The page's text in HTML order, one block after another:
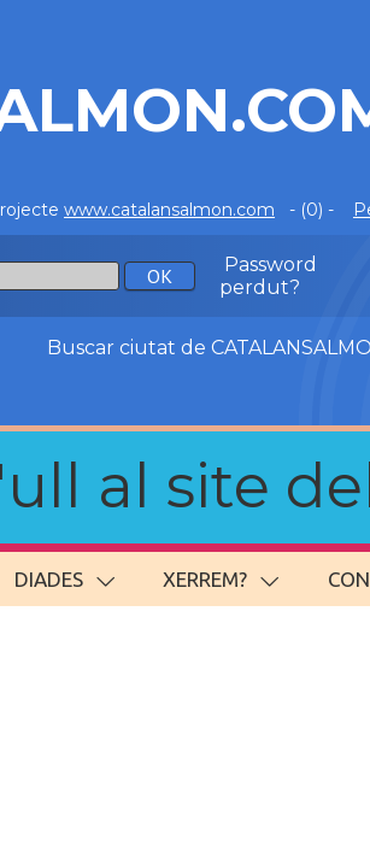
www.catalansalmon.com - (0) -
Password
perdut?
Buscar ciutat de
al site
DIADES XERREM?